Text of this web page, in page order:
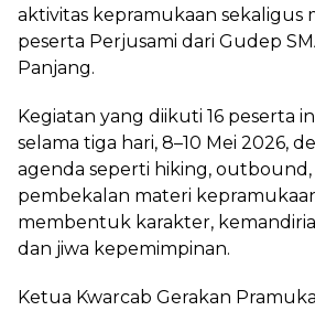
aktivitas kepramukaan sekaligus
peserta Perjusami dari Gudep
Panjang.
Kegiatan yang diikuti 16 peserta
selama tiga hari, 8–10 Mei 2026,
agenda seperti hiking, outbound,
pembekalan materi
membentuk karakter,
dan jiwa kepemimpinan.
Ketua Kwarcab Gerakan